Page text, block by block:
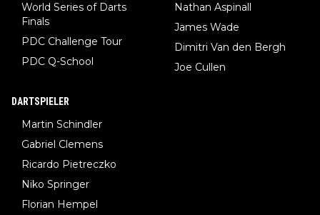
World Series of Darts
Finals
PDC Challenge Tour
PDC Q-School
Nathan Aspinall
James Wade
Dimitri Van den Bergh
Joe Cullen
DARTSPIELER
Martin Schindler
Gabriel Clemens
Ricardo Pietreczko
Niko Springer
Florian Hempel